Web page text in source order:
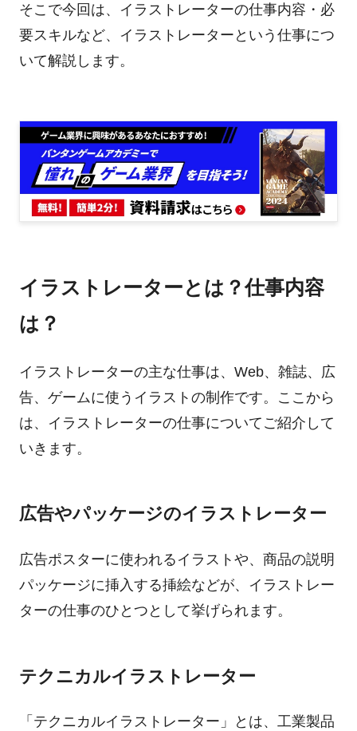
そこで今回は、イラストレーターの仕事内容・必
要スキルなど、イラストレーターという仕事につ
いて解説します。
イラストレーターとは？仕事内容
は？
イラストレーターの主な仕事は、Web、雑誌、広
告、ゲームに使うイラストの制作です。ここから
は、イラストレーターの仕事についてご紹介して
いきます。
広告やパッケージのイラストレーター
広告ポスターに使われるイラストや、商品の説明
パッケージに挿入する挿絵などが、イラストレー
ターの仕事のひとつとして挙げられます。
テクニカルイラストレーター
「テクニカルイラストレーター」とは、工業製品